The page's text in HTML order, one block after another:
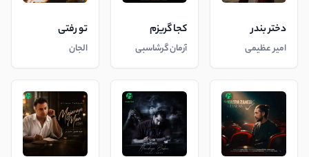
دختر بندر
امیر عظیمی
کجا گریزم
آرمان گرشاسبی
تو رفتی
الجان